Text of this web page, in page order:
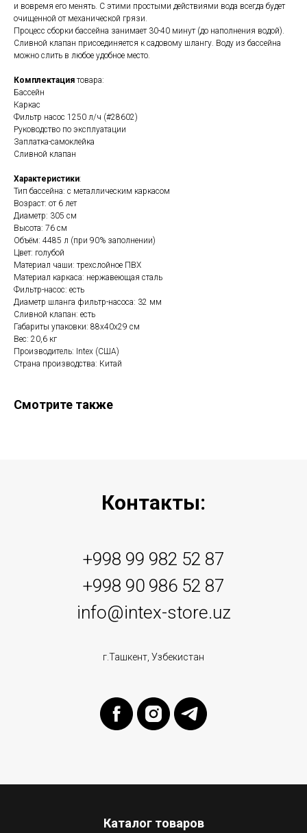
и вовремя его менять. С этими простыми действиями вода всегда будет
очищенной от механической грязи.
Процесс сборки бассейна занимает 30-40 минут (до наполнения водой).
Сливной клапан присоединяется к садовому шлангу. Воду из бассейна
можно слить в любое удобное место.
Комплектация товара:
Бассейн
Каркас
Фильтр насос 1250 л/ч (#28602)
Руководство по эксплуатации
Заплатка-самоклейка
Сливной клапан
Характеристики:
Тип бассейна: с металлическим каркасом
Возраст: от 6 лет
Диаметр: 305 см
Высота: 76 см
Объём: 4485 л (при 90% заполнении)
Цвет: голубой
Материал чаши: трехслойное ПВХ
Материал каркаса: нержавеющая сталь
Фильтр-насос: есть
Диаметр шланга фильтр-насоса: 32 мм
Сливной клапан: есть
Габариты упаковки: 88х40х29 см
Вес: 20,6 кг
Производитель: Intex (США)
Страна производства: Китай
Смотрите также
Контакты:
+998 99 982 52 87
+998 90 986 52 87
info@intex-store.uz
г.Ташкент, Узбекистан
Каталог товаров